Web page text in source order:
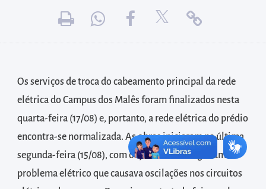
Acessar
as
informações
postas
Os serviços de troca do cabeamento principal da rede
elétrica do Campus dos Malês foram finalizados nesta
quarta-feira (17/08) e, portanto, a rede elétrica do prédio
encontra-se normalizada. As obras iniciaram na última
segunda-feira (15/08), com objetivo de corrigir um
problema elétrico que causava oscilações nos circuitos